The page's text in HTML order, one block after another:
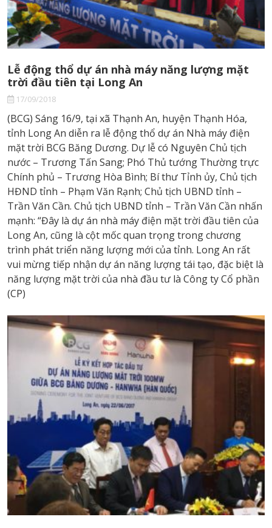
NGHỀ
NGHIỆP
TỨC
Tin Tức BCG Energy
Thư viện
LIÊN
HỆ
EN
Lễ động thổ dự án nhà máy năng lượng mặt
trời đầu tiên tại Long An
17/09/2018
(BCG) Sáng 16/9, tại xã Thạnh An, huyện Thạnh Hóa,
tỉnh Long An diễn ra lễ động thổ dự án Nhà máy điện
mặt trời BCG Băng Dương. Dự lễ có Nguyên Chủ tịch
nước – Trương Tấn Sang; Phó Thủ tướng Thường trực
Chính phủ – Trương Hòa Bình; Bí thư Tỉnh ủy, Chủ tịch
HĐND tỉnh – Phạm Văn Rạnh; Chủ tịch UBND tỉnh –
Trần Văn Cần. Chủ tịch UBND tỉnh – Trần Văn Cần nhấn
mạnh: “Đây là dự án nhà máy điện mặt trời đầu tiên của
Long An, cũng là cột mốc quan trọng trong chương
trình phát triển năng lượng mới của tỉnh. Long An rất
vui mừng tiếp nhận dự án năng lượng tái tạo, đặc biệt là
năng lượng mặt trời của nhà đầu tư là Công ty Cổ phần
(CP)